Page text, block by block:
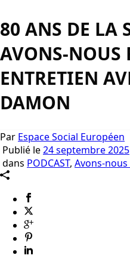
80 ANS DE LA
AVONS-NOUS
ENTRETIEN
DAMON
Par Espace Social Européen
Publié le24 septembre 2025
dans PODCAST, Avons-